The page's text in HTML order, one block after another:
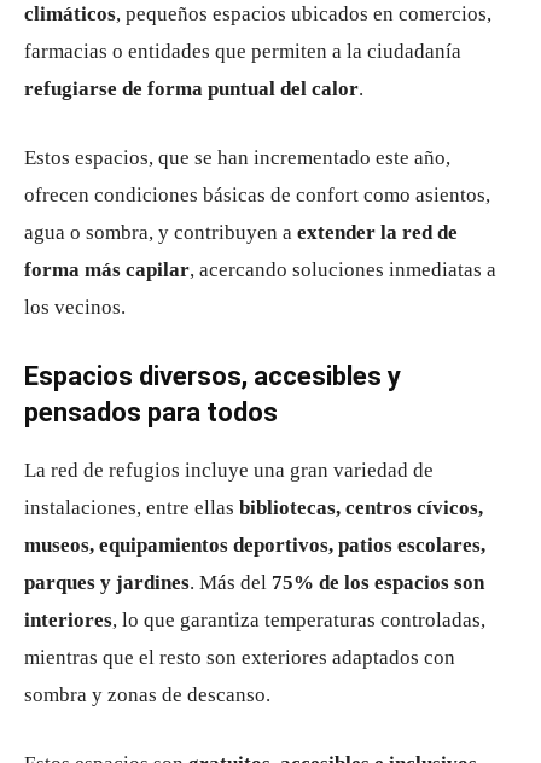
climáticos, pequeños espacios ubicados en comercios,
farmacias o entidades que permiten a la ciudadanía
refugiarse de forma puntual del calor.
Estos espacios, que se han incrementado este año,
ofrecen condiciones básicas de confort como asientos,
agua o sombra, y contribuyen a extender la red de
forma más capilar, acercando soluciones inmediatas a
los vecinos.
Espacios diversos, accesibles y
pensados para todos
La red de refugios incluye una gran variedad de
instalaciones, entre ellas bibliotecas, centros cívicos,
museos, equipamientos deportivos, patios escolares,
parques y jardines. Más del 75% de los espacios son
interiores, lo que garantiza temperaturas controladas,
mientras que el resto son exteriores adaptados con
sombra y zonas de descanso.